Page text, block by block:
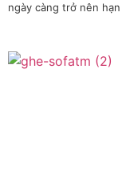
ngày càng trở nên